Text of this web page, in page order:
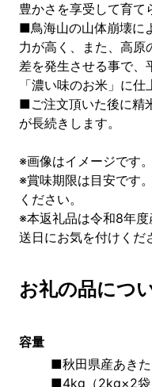
豊かさを享受して育て
■鳥海山の山体崩壊に
力が高く、また、高原
差を発生させる事で、
「濃い味のお米」に仕
■ご注文頂いた後に精
が長続きします。
※画像はイメージです。
※賞味期限は目安です
ください。
※本返礼品は令和8年
送日にお気を付けくだ
お礼の品につ
容量
■秋田県産あきた
■4kg（2kg×2袋